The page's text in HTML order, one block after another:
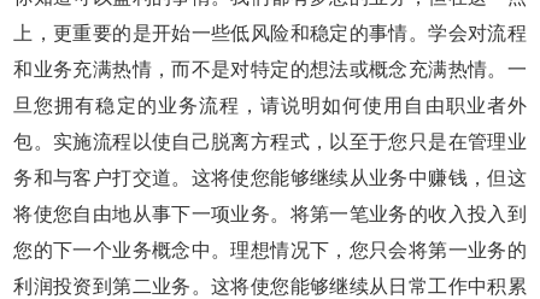
上，更重要的是开始一些低风险和稳定的事情。学会对流程
和业务充满热情，而不是对特定的想法或概念充满热情。一
旦您拥有稳定的业务流程，请说明如何使用自由职业者外
包。实施流程以使自己脱离方程式，以至于您只是在管理业
务和与客户打交道。这将使您能够继续从业务中赚钱，但这
将使您自由地从事下一项业务。将第一笔业务的收入投入到
您的下一个业务概念中。理想情况下，您只会将第一业务的
利润投资到第二业务。这将使您能够继续从日常工作中积累